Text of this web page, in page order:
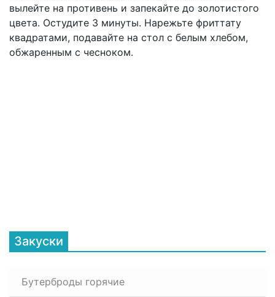
вылейте на противень и запекайте до золотистого
цвета. Остудите 3 минуты. Нарежьте фриттату
квадратами, подавайте на стол с белым хлебом,
обжаренным с чесноком.
Закуски
Бутерброды горячие